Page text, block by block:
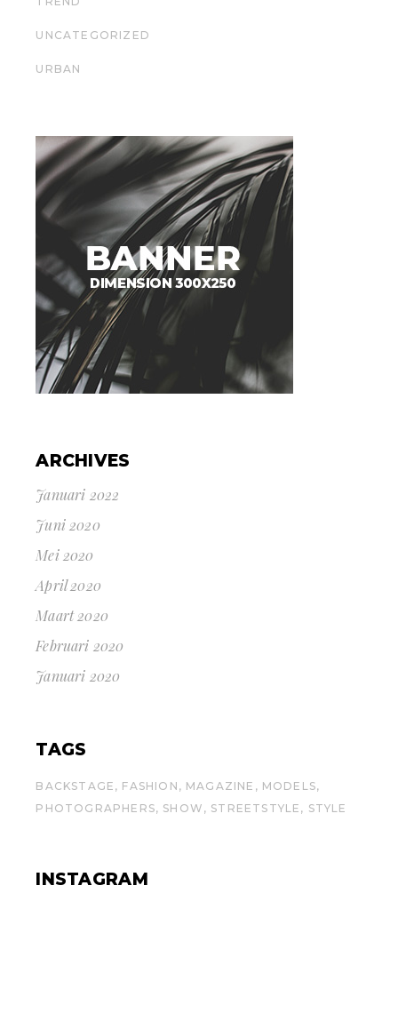
UNCATEGORIZED
URBAN
ARCHIVES
Januari 2022
Juni 2020
Mei 2020
April 2020
Maart 2020
Februari 2020
Januari 2020
TAGS
BACKSTAGE FASHION MAGAZINE
MODELS
PHOTOGRAPHERS
SHOW STREETSTYLE STYLE
INSTAGRAM